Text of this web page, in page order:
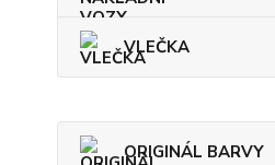
VLEČKA
ORIGINÁL BARVY